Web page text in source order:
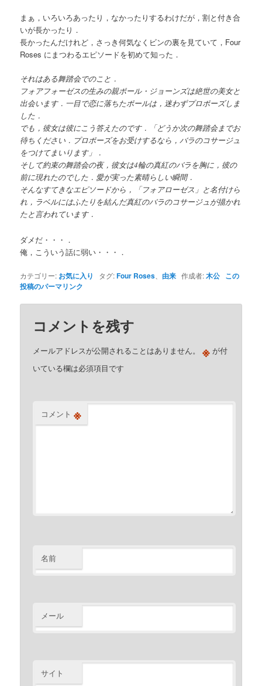
まぁ，いろいろあったり，なかったりするわけだが，割と付き合
いが長かったり．
長かったんだけれど，さっき何気なくビンの裏を見ていて，Four
Roses にまつわるエピソードを初めて知った．
それはある舞踏会でのこと．
フォアフォーゼスの生みの親ポール・ジョーンズは絶世の美女と
出会います．一目で恋に落ちたポールは，迷わずプロポーズしま
した．
でも，彼女は彼にこう答えたのです．「どうか次の舞踏会までお
待ちください．プロポーズをお受けするなら，バラのコサージュ
をつけてまいります」．
そして約束の舞踏会の夜，彼女は4輪の真紅のバラを胸に，彼の
前に現れたのでした．愛が実った素晴らしい瞬間．
そんなすてきなエピソードから，「フォアローゼス」と名付けら
れ，ラベルにはふたりを結んだ真紅のバラのコサージュが描かれ
たと言われています．
ダメだ・・・．
俺，こういう話に弱い・・・．
カテゴリー: お気に入り タグ:Four Roses 由来 作成者:木公 この
投稿のパーマリンク
コメントを残す
メールアドレスが公開されることはありません。 ※ が付
いている欄は必須項目です
コメント ※
名前
メール
サイト